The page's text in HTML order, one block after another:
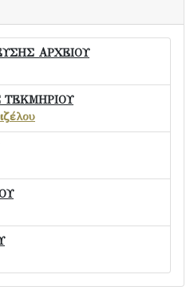
ΑΡΧΕΙΟΥ
ΤΕΚΜΗΡΙΟΥ